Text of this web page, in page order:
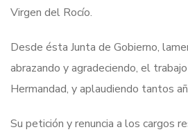
Virgen del Rocío.
Desde ésta Junta de Gobierno,
abrazando y agradeciendo, el
Hermandad, y aplaudiendo tantos
Su petición y renuncia a los cargos